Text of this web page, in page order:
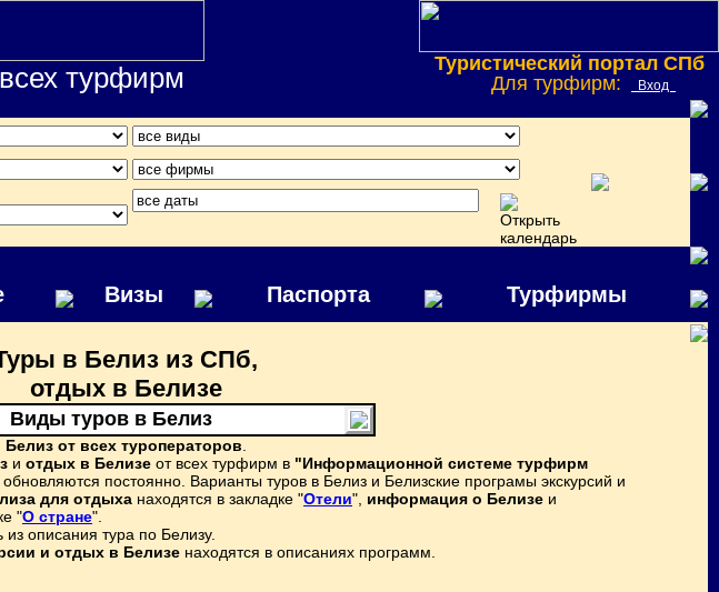
турфирм
Туристический портал СПб
Для турфирм:
Вход
Визы Паспорта Турфирмы
в Белиз из СПб,
отдых в Белизе
Виды туров в Белиз
Белиз от всех туроператоров
и отдых в Белизе от всех турфирм в "Информационной системе турфирм
обновляются постоянно. Варианты туров в Белиз и Белизские програмы экскурсий и
для отдыха находятся в закладке "Отели", информация о Белизе и
"О стране".
описания тура по Белизу.
и отдых в Белизе находятся в описаниях программ.